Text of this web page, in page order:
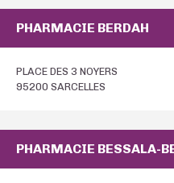
PHARMACIE BERDAH
PLACE DES 3 NOYERS
95200 SARCELLES
PHARMACIE BESSALA-